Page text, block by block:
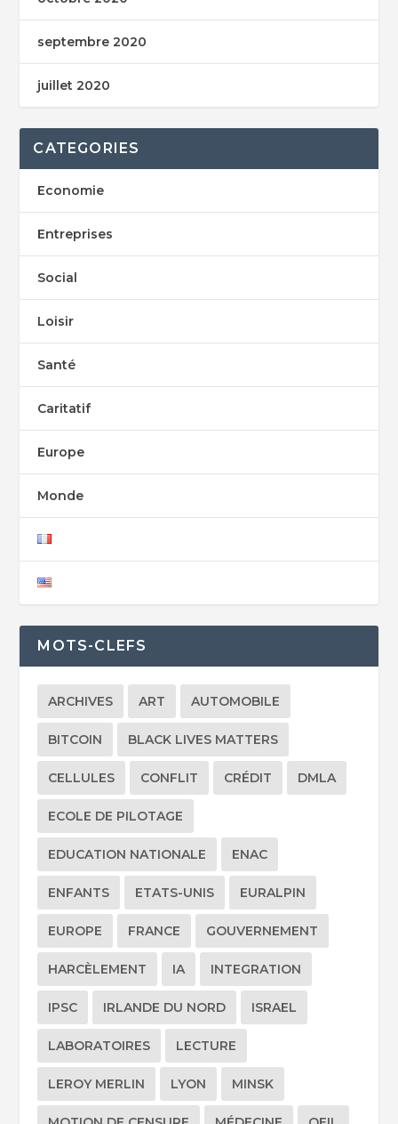
septembre 2020
juillet 2020
CATEGORIES
Economie
Entreprises
Social
Loisir
Santé
Caritatif
Europe
Monde
MOTS-CLEFS
ARCHIVES ART AUTOMOBILE
BITCOIN BLACK LIVES MATTERS
CELLULES CONFLIT CRÉDIT DMLA
ECOLE DE PILOTAGE
EDUCATION NATIONALE ENAC
ENFANTS ETATS-UNIS EURALPIN
EUROPE FRANCE GOUVERNEMENT
HARCÈLEMENT IA INTEGRATION
IPSC IRLANDE DU NORD ISRAEL
LABORATOIRES LECTURE
LEROY MERLIN LYON MINSK